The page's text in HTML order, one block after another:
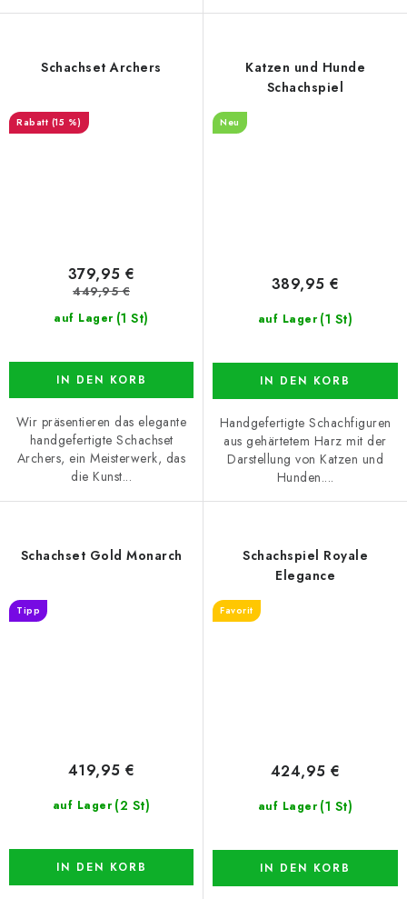
Schachset Archers
(15 %)
auf Lager (1 St)
379,95 €
449,95 €
IN DEN KORB
Wir präsentieren das elegante
handgefertigte Schachset
Archers, ein Meisterwerk, das
die Kunst...
Katzen und Hunde
Schachspiel
Neu
auf Lager (1 St)
389,95 €
IN DEN KORB
Handgefertigte Schachfiguren
aus gehärtetem Harz mit der
Darstellung von Katzen und
Hunden....
Schachset Gold Monarch
Tipp
auf Lager (2 St)
419,95 €
IN DEN KORB
Schachspiel Royale
Elegance
Favorit
auf Lager (1 St)
424,95 €
IN DEN KORB